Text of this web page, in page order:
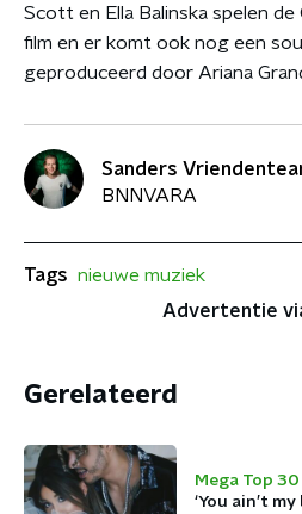
Scott en Ella Balinska spelen de
film en er komt ook nog een
geproduceerd door Ariana
Sanders
BNNVARA
Tags nieuwe muziek
Advertentie
Gerelateerd
Mega Top 30
‘You ain’t